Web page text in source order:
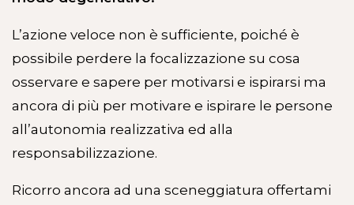
L’azione veloce non è sufficiente, poiché è
possibile perdere la focalizzazione su cosa
osservare e sapere per motivarsi e ispirarsi ma
ancora di più per motivare e ispirare le persone
all’autonomia realizzativa ed alla
responsabilizzazione.
Ricorro ancora ad una sceneggiatura offertami